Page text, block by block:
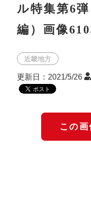
ル特集第6
編）画像
近畿地方
更新日：2021/5/26
この